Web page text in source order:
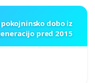
dobo iz
pred 2015